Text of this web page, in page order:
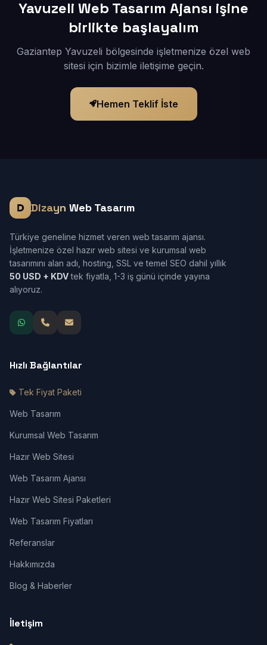
Yavuzeli Web Tasarım Ajansı işine
birlikte başlayalım
Gaziantep Yavuzeli bölgesinde işletmenize özel web
sitesi için bizimle iletişime geçin.
Hemen Teklif İste
Dizayn Web Tasarım
Türkiye geneline hizmet veren web tasarım ajansı.
İşletmenize özel hazır web sitesi ve kurumsal web
tasarımını alan adı, hosting, SSL ve temel SEO dahil yıllık
50 USD + KDVtek fiyatla, 1-3 iş günü içinde yayına
alıyoruz.
Hızlı Bağlantılar
Tek Fiyat Paketi
Web Tasarım
Kurumsal Web Tasarım
Hazır Web Sitesi
Web Tasarım Ajansı
Hazır Web Sitesi Paketleri
Web Tasarım Fiyatları
Referanslar
Hakkımızda
Blog & Haberler
İletişim